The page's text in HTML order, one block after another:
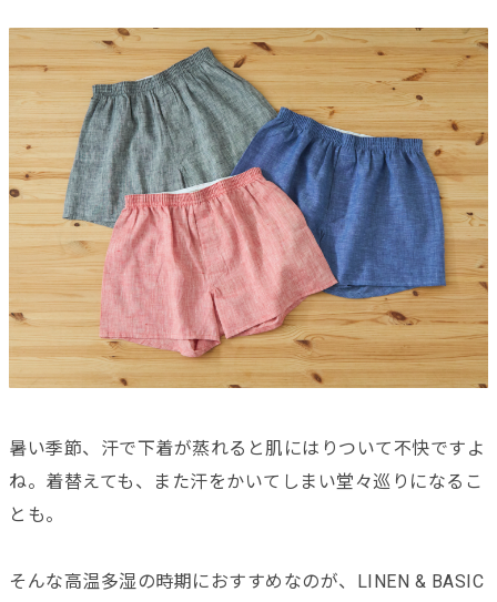
暑い季節、汗で下着が蒸れると肌にはりついて不快ですよ
ね。着替えても、また汗をかいてしまい堂々巡りになるこ
とも。
そんな高温多湿の時期におすすめなのが、LINEN & BASIC